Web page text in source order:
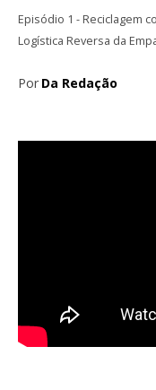
Episódio 1 - Reciclagem
Logística Reversa da
Por Da Redação